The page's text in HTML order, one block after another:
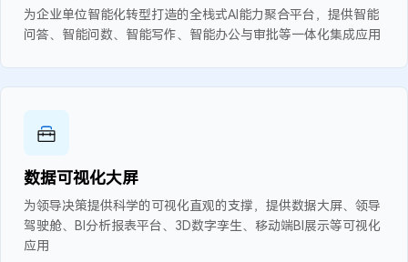
为企业单位智能化转型打造的全栈式AI能力聚合平台，提供智能
问答、智能问数、智能写作、智能办公与审批等一体化集成应用
数据可视化大屏
为领导决策提供科学的可视化直观的支撑，提供数据大屏、领导
驾驶舱、BI分析报表平台、3D数字孪生、移动端BI展示等可视化
应用